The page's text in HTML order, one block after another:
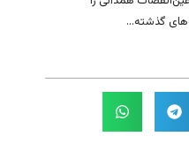
گذشته...